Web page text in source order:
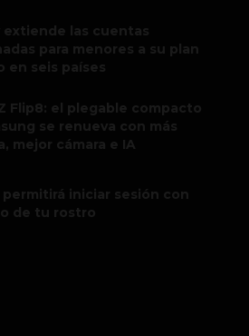
extiende las cuentas
para menores a su plan
en seis países
Flip8: el plegable compacto
se renueva con más
mejor cámara e IA
permitirá iniciar sesión con
de tu rostro